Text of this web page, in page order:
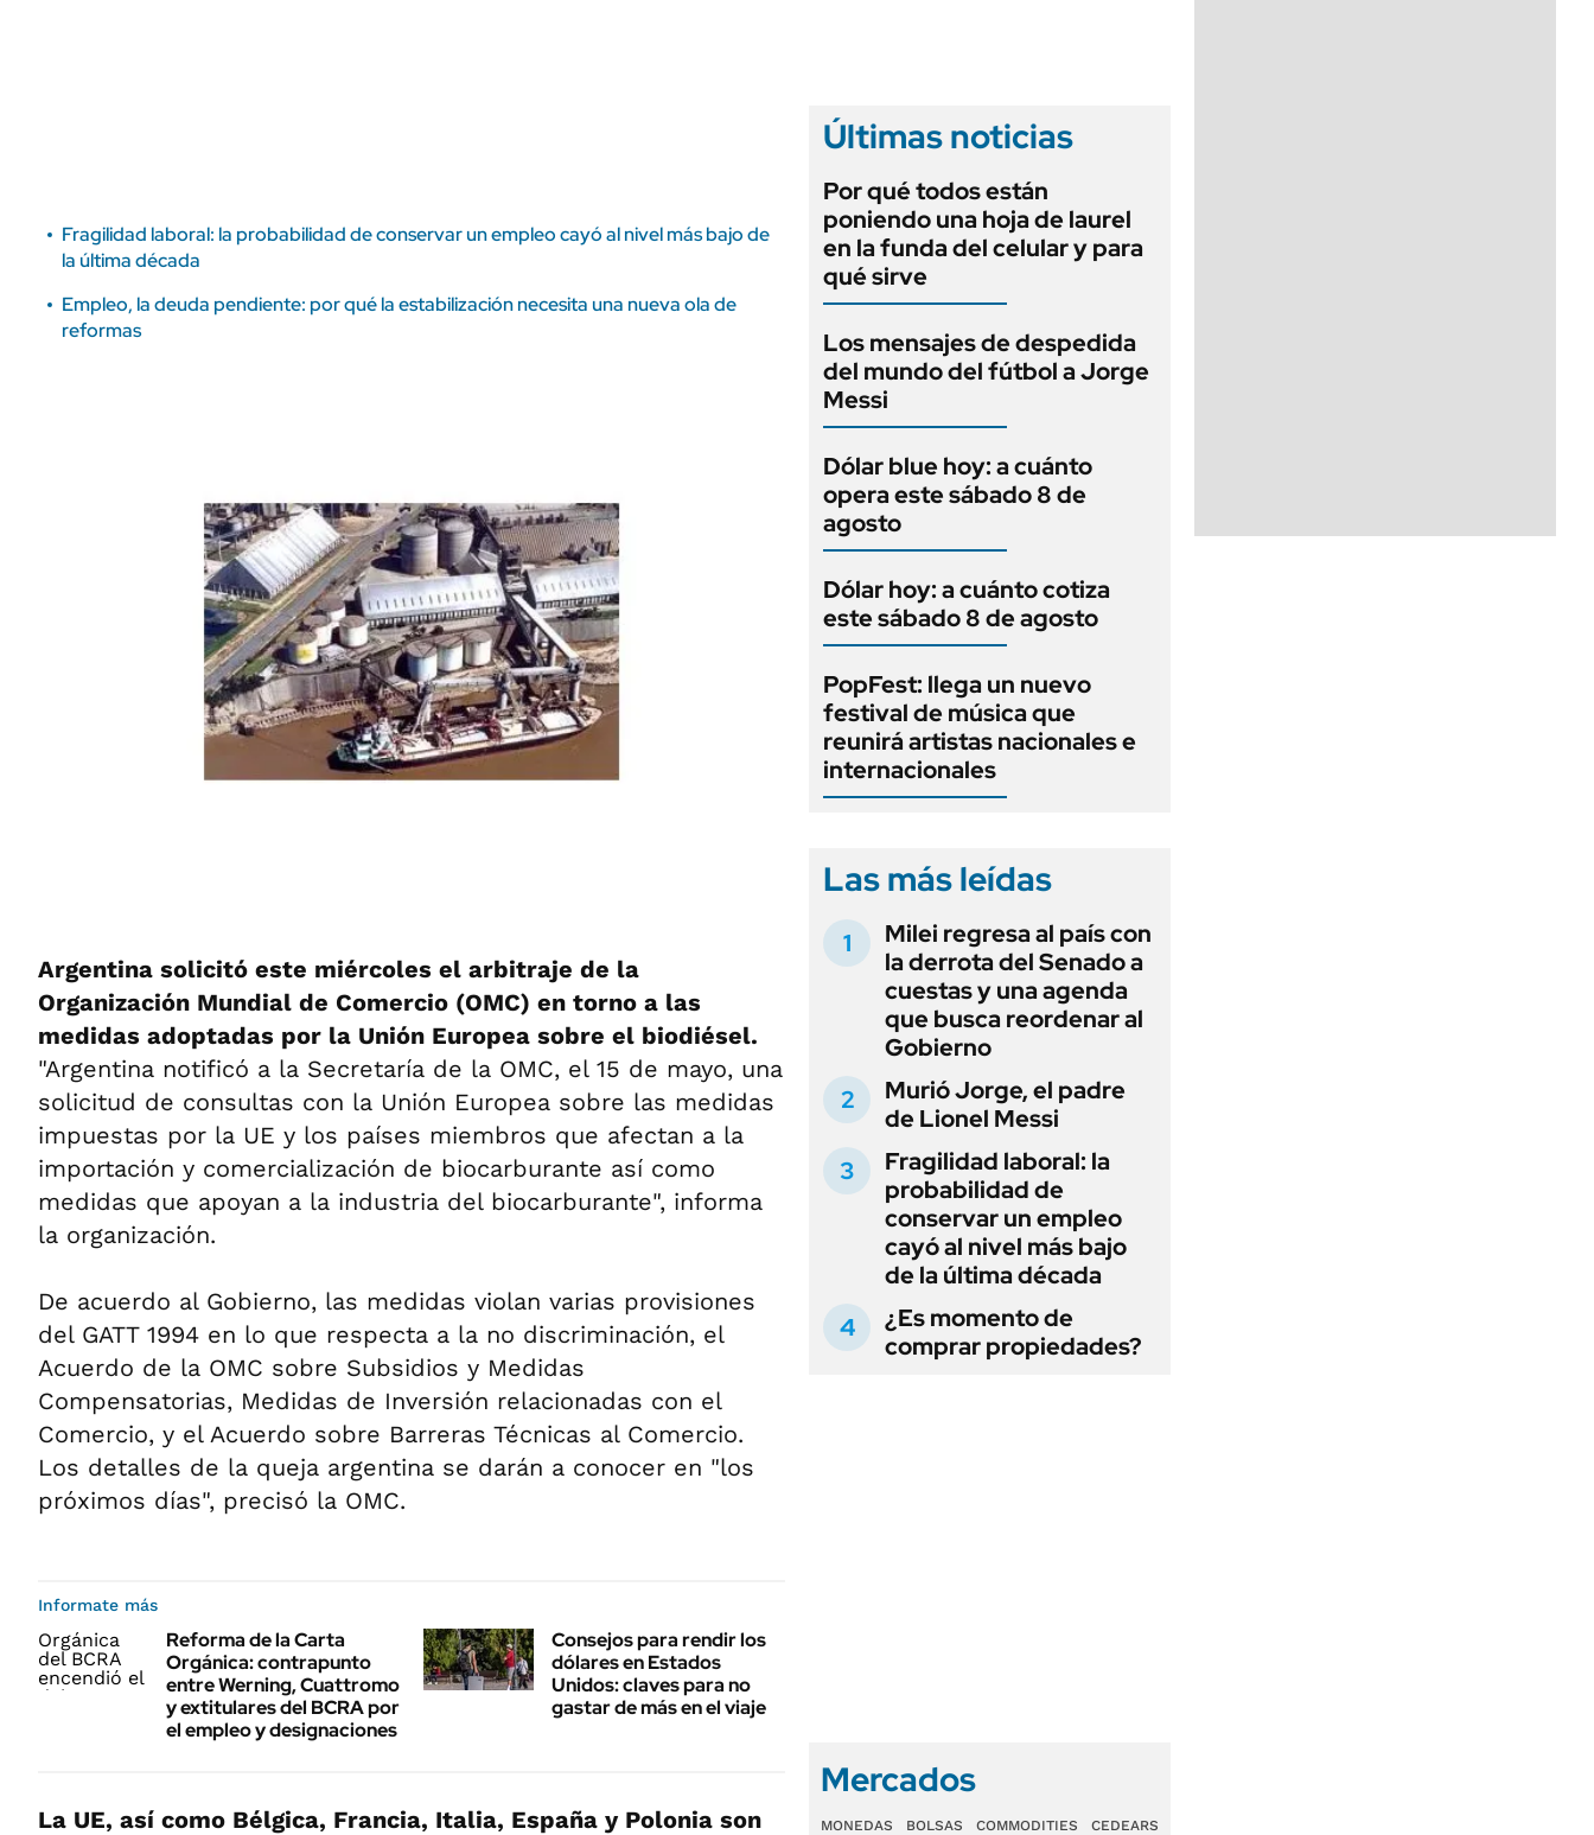
Fragilidad laboral: la probabilidad de conservar un empleo cayó al nivel más bajo de
la última década
Empleo, la deuda pendiente: por qué la estabilización necesita una nueva ola de
reformas
Argentina solicitó este miércoles el arbitraje de la
Organización Mundial de Comercio (OMC) en torno a las
medidas adoptadas por la Unión Europea sobre el biodiésel.
"Argentina notificó a la Secretaría de la OMC, el 15 de mayo, una
solicitud de consultas con la Unión Europea sobre las medidas
impuestas por la UE y los países miembros que afectan a la
importación y comercialización de biocarburante así como
medidas que apoyan a la industria del biocarburante", informa
la organización.
De acuerdo al Gobierno, las medidas violan varias provisiones
del GATT 1994 en lo que respecta a la no discriminación, el
Acuerdo de la OMC sobre Subsidios y Medidas
Compensatorias, Medidas de Inversión relacionadas con el
Comercio, y el Acuerdo sobre Barreras Técnicas al Comercio.
Los detalles de la queja argentina se darán a conocer en "los
próximos días", precisó la OMC.
Informate más
Reforma de la Carta
Orgánica: contrapunto
entre Werning, Cuattromo
y extitulares del BCRA por
el empleo y designaciones
Consejos para rendir los
dólares en Estados
Unidos: claves para no
gastar de más en el viaje
La UE, así como Bélgica, Francia, Italia, España y Polonia son
Últimas noticias
Por qué todos están
poniendo una hoja de laurel
en la funda del celular y para
qué sirve
Los mensajes de despedida
del mundo del fútbol a Jorge
Messi
Dólar blue hoy: a cuánto
opera este sábado 8 de
agosto
Dólar hoy: a cuánto cotiza
este sábado 8 de agosto
PopFest: llega un nuevo
festival de música que
reunirá artistas nacionales e
internacionales
Las más leídas
Milei regresa al país con
la derrota del Senado a
cuestas y una agenda
que busca reordenar al
Gobierno
Murió Jorge, el padre
de Lionel Messi
Fragilidad laboral: la
probabilidad de
conservar un empleo
cayó al nivel más bajo
de la última década
¿Es momento de
comprar propiedades?
Mercados
MONEDAS BOLSAS COMMODITIES CEDEARS